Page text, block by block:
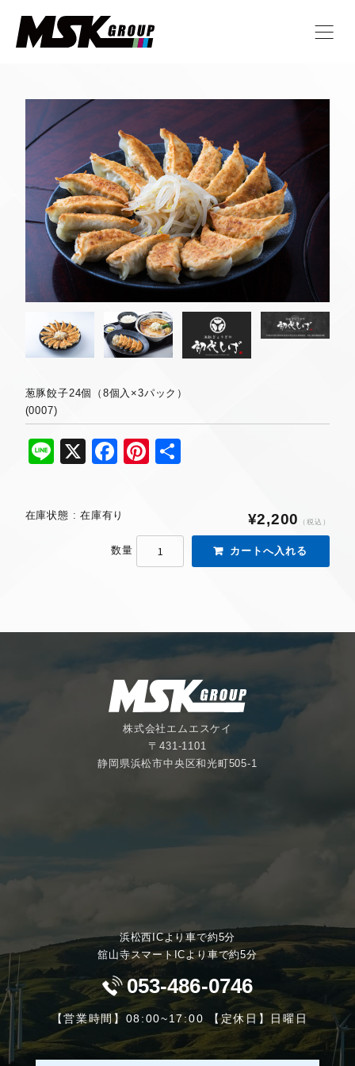
葱豚餃子24個（8個入×3パック）
(0007)
Li
e
X
F
e
b
k
Pi
e
st
在庫状態 : 在庫有り ¥2,200 （税込）
数量
株式会社エムエスケイ
〒431-1101
静岡県浜松市中央区和光町505-1
浜松西ICより車で約5分
舘山寺スマートICより車で約5分
053-486-0746
【営業時間】08:00~17:00 【定休日】日曜日